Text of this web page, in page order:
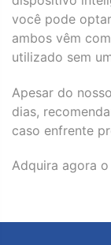
você pode
ambos vêm
utilizado sem
Apesar do
dias,
caso enfrente
Adquira agora